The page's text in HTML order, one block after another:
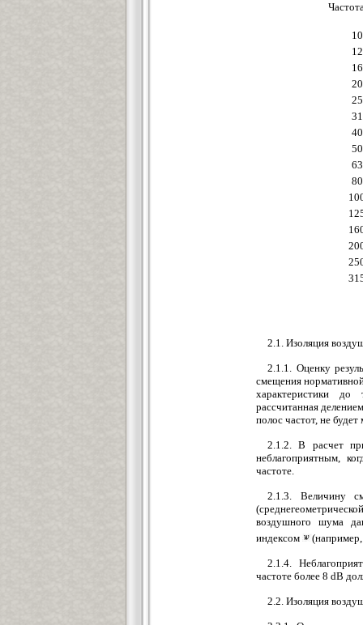
2.1. Изоляция
2.1.1. Оценку
смещения
характеристики до
рассчитанная
полос частот, не
2.1.2. В расчет
неблагоприятным,
частоте.
2.1.3. Величину
воздушного шума
индексом
2.1.4.
частоте более 8 dB
2.2. Изоляция